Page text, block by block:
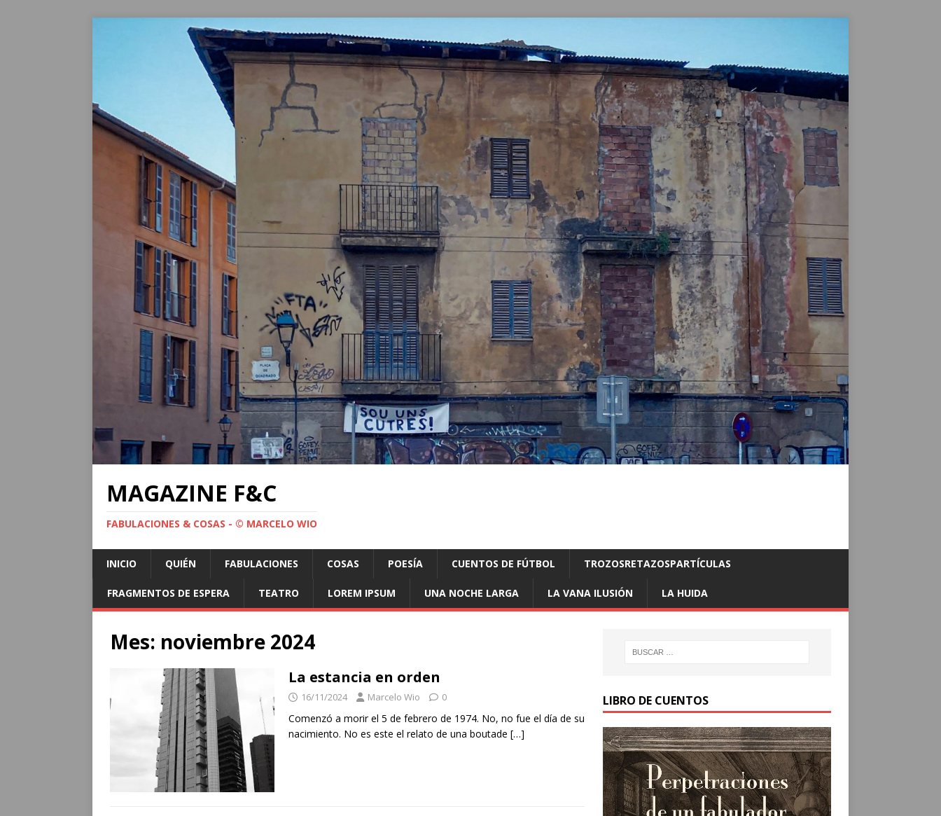
MAGAZINE F&C
FABULACIONES & COSAS - © MARCELO WIO
INICIO QUIÉN FABULACIONES COSAS POESÍA CUENTOS DE FÚTBOL TROZOSRETAZOSPARTÍCULAS
FRAGMENTOS DE ESPERA TEATRO LOREM IPSUM UNA NOCHE LARGA LA VANA ILUSIÓN LA HUIDA
Mes: noviembre 2024
La estancia en orden
16/11/2024 Marcelo Wio 0
Comenzó a morir el 5 de febrero de 1974. No, no fue el día de su
nacimiento. No es este el relato de una boutade […]
LIBRO DE CUENTOS